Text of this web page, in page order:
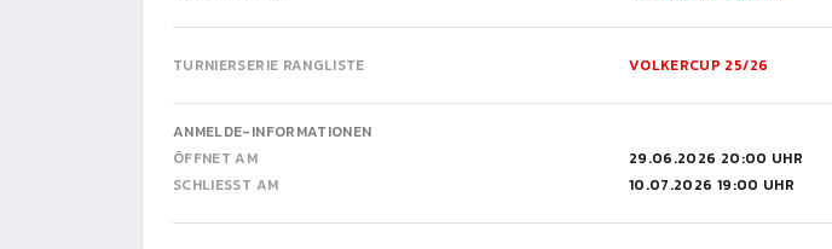
TURNIERSERIE RANGLISTE VOLKERCUP 25/26
ANMELDE-INFORMATIONEN
ÖFFNET AM
29.06.2026 20:00 UHR
SCHLIESST AM
10.07.2026 19:00 UHR